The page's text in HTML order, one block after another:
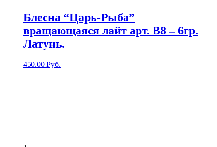
Блесна “Царь-Рыба”
вращающаяся лайт арт. В8 – 6гр.
Латунь.
450.00 Руб.